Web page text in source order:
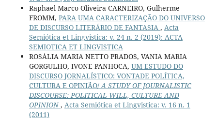
Raphael Marco Oliveira CARNEIRO, Gulherme
FROMM, PARA UMA CARACTERIZAÇÃO DO UNIVERSO
DE DISCURSO LITERÁRIO DE FANTASIA , Acta
Semiótica et Lingvistica: v. 24 n. 2 (2019): ACTA
SEMIOTICA ET LINGVISTICA
ROSÁLIA MARIA NETTO PRADOS, VANIA MARIA
GORGULHO, IVONE PANHOCA, UM ESTUDO DO
DISCURSO JORNALÍSTICO: VONTADE POLÍTICA,
CULTURA E OPINIÃO/A STUDY OF JOURNALISTIC
DISCOURSE: POLITICAL WILL, CULTURE AND
OPINION , Acta Semiótica et Lingvistica: v. 16 n. 1
(2011)